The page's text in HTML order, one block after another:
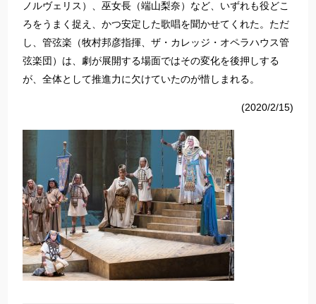
ノルヴェリス）、巫女長（端山梨奈）など、いずれも役どこ
ろをうまく捉え、かつ安定した歌唱を聞かせてくれた。ただ
し、管弦楽（牧村邦彦指揮、ザ・カレッジ・オペラハウス管
弦楽団）は、劇が展開する場面ではその変化を後押しする
が、全体として推進力に欠けていたのが惜しまれる。
(2020/2/15)